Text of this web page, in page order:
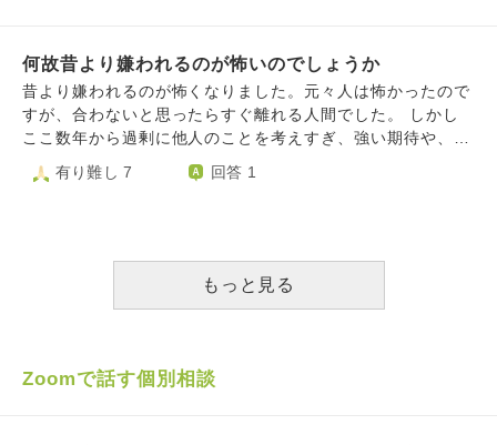
子供ならありえることでは？親は絶対に注意しないなんて一
体どういう根拠があって言ってるのかわかりません 私は正
当な方法を用いた罰を否定するつもりはありません 幼い子
供なら保護者に言う 学生なら学校に連絡する 電車内なら
駅員に伝える 場合によっては警察に通報する いくらでも
方法がある中で晒し上げを選ぶ人間は世間からどれだけ称賛
ありますが法律に抵触しかねない行為をする理由になり得る
とは思えません 私が気にしすぎなのでしょうか？
まうこともあります。 なぜこんなにも人に嫌われてしまう
のでしょうか？
います。
何故昔より嫌われるのが怖いのでしょうか
昔より嫌われるのが怖くなりました。元々人は怖かったので
すが、合わないと思ったらすぐ離れる人間でした。 しかし
ここ数年から過剰に他人のことを考えすぎ、強い期待や、自
分を抑えて合わせるなど会話をしてて疲れます。 嫌われて
もいいから自由に発言したりってどうやるんですか？ 結
らいのだろう。 芯まで愛されたいです。 自分で自分を受け
から安心したい。
有り難し 7 回答 1
もっと見る
Zoomで話す個別相談